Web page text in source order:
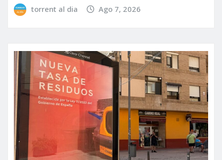
torrent al dia Ago 7, 2026